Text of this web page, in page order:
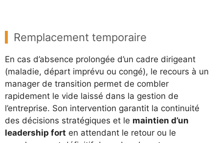
Remplacement temporaire
En cas d’absence prolongée d’un cadre dirigeant
(maladie, départ imprévu ou congé), le recours à un
manager de transition permet de combler
rapidement le vide laissé dans la gestion de
l’entreprise. Son intervention garantit la continuité
des décisions stratégiques et le maintien d’un
leadership fort en attendant le retour ou le